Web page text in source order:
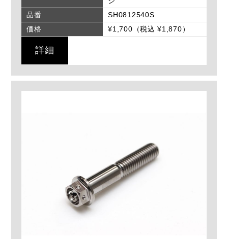
品番
SH0812540S
価格
¥1,700（税込 ¥1,870）
詳細